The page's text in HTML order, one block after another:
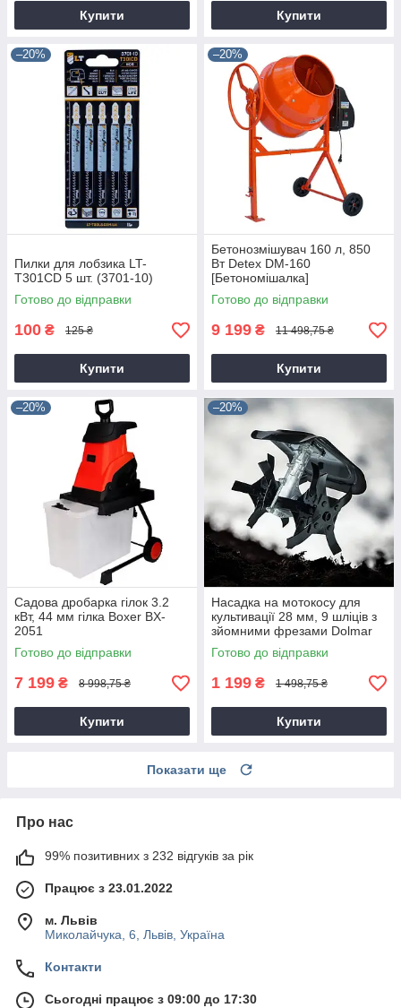
Купити Купити
–20%
Пилки для лобзика LT-
T301CD 5 шт. (3701-10)
Готово до відправки
100 ₴ 125 ₴
Купити
–20%
Бетонозмішувач 160 л, 850
Вт Detex DM-160
[Бетономішалка]
Готово до відправки
9 199 ₴ 11 498,75 ₴
Купити
–20%
Садова дробарка гілок 3.2
кВт, 44 мм гілка Boxer BX-
2051
Готово до відправки
7 199 ₴ 8 998,75 ₴
Купити
–20%
Насадка на мотокосу для
культивації 28 мм, 9 шліців з
зйомними фрезами Dolmar
9T28
Готово до відправки
1 199 ₴ 1 498,75 ₴
Купити
Показати ще
Про нас
99% позитивних з 232 відгуків за рік
Працює з 23.01.2022
м. Львів
Миколайчука, 6, Львів, Україна
Контакти
Сьогодні працює з 09:00 до 17:30